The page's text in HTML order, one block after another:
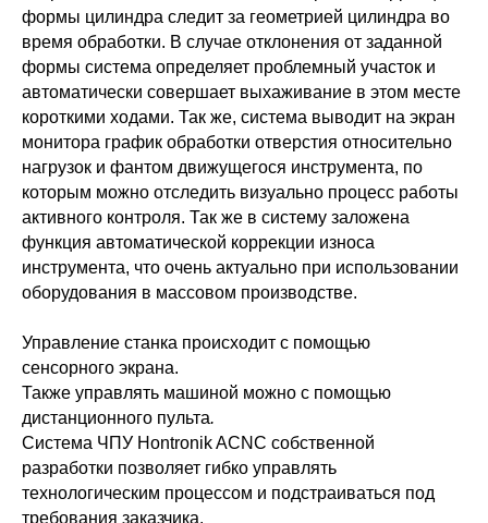
формы цилиндра следит за геометрией цилиндра во
время обработки. В случае отклонения от заданной
формы система определяет проблемный участок и
автоматически совершает выхаживание в этом месте
короткими ходами. Так же, система выводит на экран
монитора график обработки отверстия относительно
нагрузок и фантом движущегося инструмента, по
которым можно отследить визуально процесс работы
активного контроля. Так же в систему заложена
функция автоматической коррекции износа
инструмента, что очень актуально при использовании
оборудования в массовом производстве.
Управление станка происходит с помощью
сенсорного экрана.
Также управлять машиной можно с помощью
дистанционного пульта.
Система ЧПУ Hontronik ACNC собственной
разработки позволяет гибко управлять
технологическим процессом и подстраиваться под
требования заказчика.